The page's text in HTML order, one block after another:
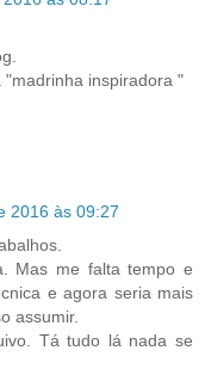
inspiradora "
2016 às 09:27
Mas me falta tempo e
e agora seria mais
assumir.
Tá tudo lá nada se